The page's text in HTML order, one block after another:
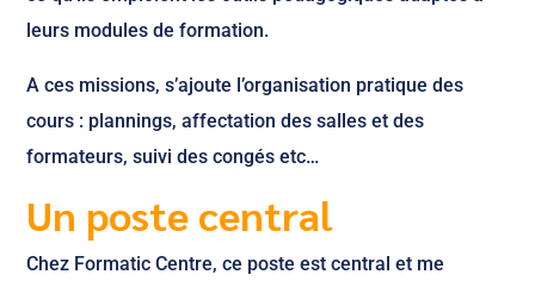
leurs modules de formation.
A ces missions, s’ajoute l’organisation pratique des
cours : plannings, affectation des salles et des
formateurs, suivi des congés etc…
Un poste central
Chez Formatic Centre, ce poste est central et me